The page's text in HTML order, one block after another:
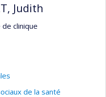
Judith
clinique
de la santé